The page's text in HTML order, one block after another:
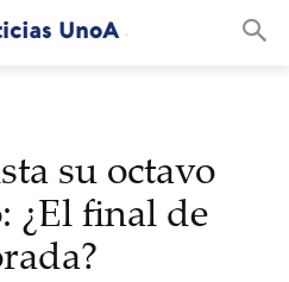
su octavo
¿El final de